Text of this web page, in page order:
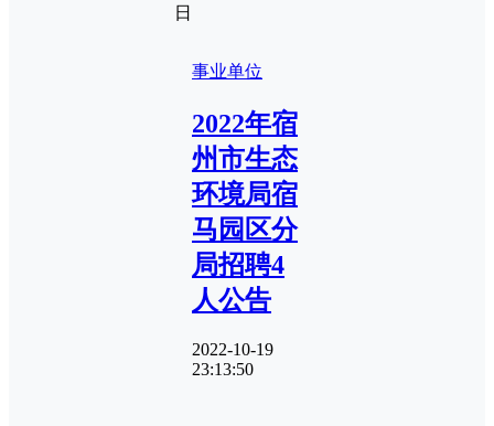
日
事业单位
2022年宿
州市生态
环境局宿
马园区分
局招聘4
人公告
2022-10-19
23:13:50